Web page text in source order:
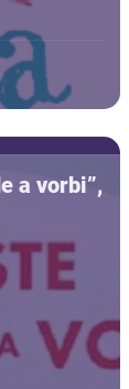
a vorbi”,